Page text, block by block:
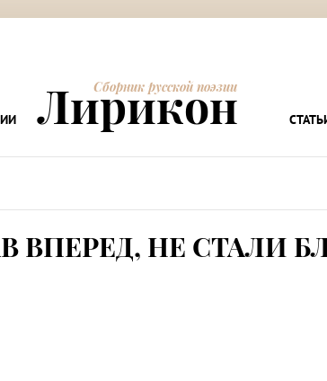
Сборник русской поэзии
Лирикон
ВПЕРЕД, НЕ СТАЛИ